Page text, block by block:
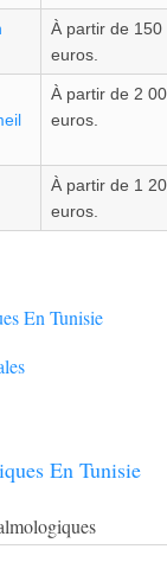
À partir de 150
euros.
À partir de 2
euros.
À partir de 1
euros.
En Tunisie
En Tunisie